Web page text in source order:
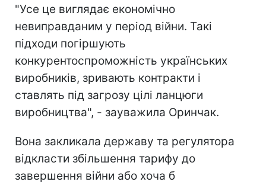
"Усе це виглядає економічно
невиправданим у період війни. Такі
підходи погіршують
конкурентоспроможність українських
виробників, зривають контракти і
ставлять під загрозу цілі ланцюги
виробництва", - зауважила Оринчак.
Вона закликала державу та регулятора
відкласти збільшення тарифу до
завершення війни або хоча б